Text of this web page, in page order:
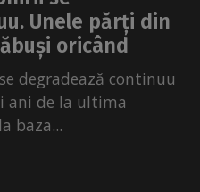
Unele părți din
oricând
degradează continuu
ani de la ultima
baza...